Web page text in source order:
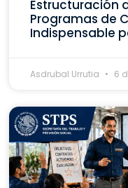
Estructuración
Programas de
Indispensable
Asdrubal Urrutia 6